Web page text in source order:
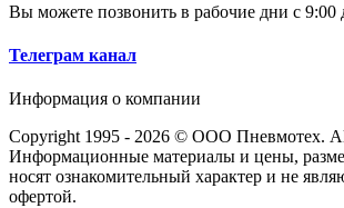
Вы можете позвонить в рабочие дни с 9:00
Телеграм канал
Информация о компании
Copyright 1995 - 2026 © ООО Пневмотех.
Информационные материалы и цены,
носят ознакомительный характер и не
офертой.